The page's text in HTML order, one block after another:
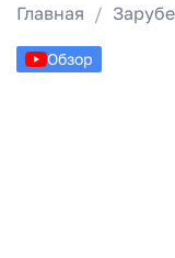
Главная
Обзор